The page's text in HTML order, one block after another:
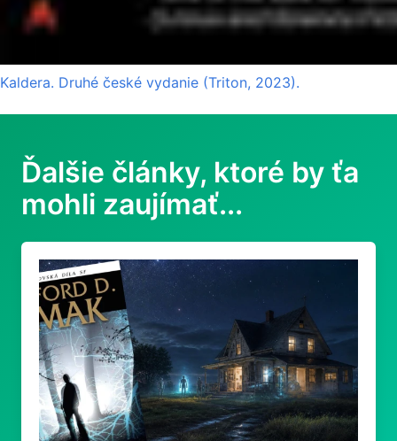
Kaldera. Druhé české vydanie (Triton, 2023).
Ďalšie články, ktoré by ťa
mohli zaujímať...